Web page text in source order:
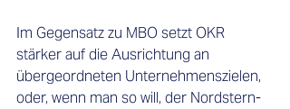
Im Gegensatz zu MBO setzt OKR
stärker auf die Ausrichtung an
übergeordneten Unternehmenszielen,
oder, wenn man so will, der Nordstern-